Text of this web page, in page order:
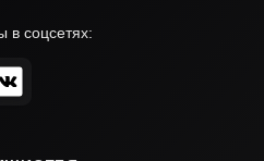
в соцсетях: